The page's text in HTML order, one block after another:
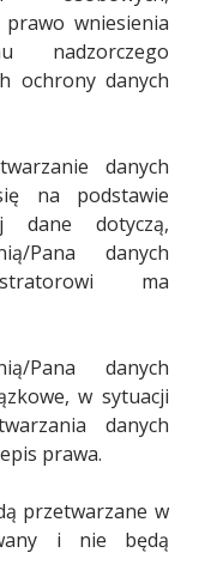
prawo wniesienia
ochrony danych
danych
na podstawie
dane dotyczą,
Pana danych
ma
Pana danych
w sytuacji
danych
prawa.
przetwarzane w
i nie będą